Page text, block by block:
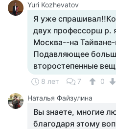
Yuri Kozhevatov
Я уже
двух профессорш р.
Москва--на
Подавляющее
второстепенные
8 лет 7
0
Наталья Файзулина
Вы знаете, многие
благодаря этому